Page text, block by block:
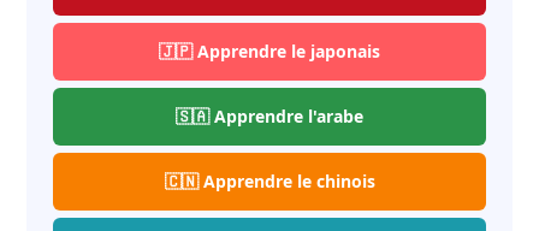
🇯🇵 Apprendre le japonais
🇸🇦 Apprendre l'arabe
🇨🇳 Apprendre le chinois